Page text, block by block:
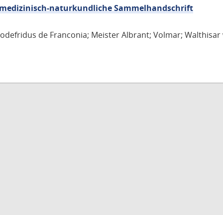
medizinisch-naturkundliche Sammelhandschrift
de Franconia; Meister Albrant; Volmar;